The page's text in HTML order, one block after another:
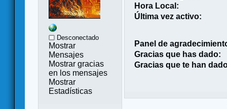
Desconectado
Mostrar
Mensajes
Mostrar gracias
en los mensajes
Mostrar
Estadísticas
Hora Local:
Última vez activo:
Panel de
Gracias que has dado:
Gracias que te han